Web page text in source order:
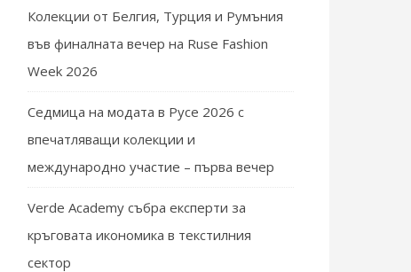
Колекции от Белгия, Турция и Румъния
във финалната вечер на Ruse Fashion
Week 2026
Седмица на модата в Русе 2026 с
впечатляващи колекции и
международно участие – първа вечер
Verde Academy събра експерти за
кръговата икономика в текстилния
сектор